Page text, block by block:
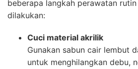
beberapa langkah perawatan
dilakukan:
Cuci material akrilik
Gunakan sabun cair lembut
untuk menghilangkan debu,